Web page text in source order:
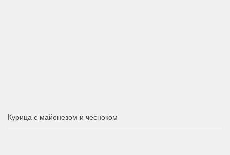
Курица с майонезом и чесноком